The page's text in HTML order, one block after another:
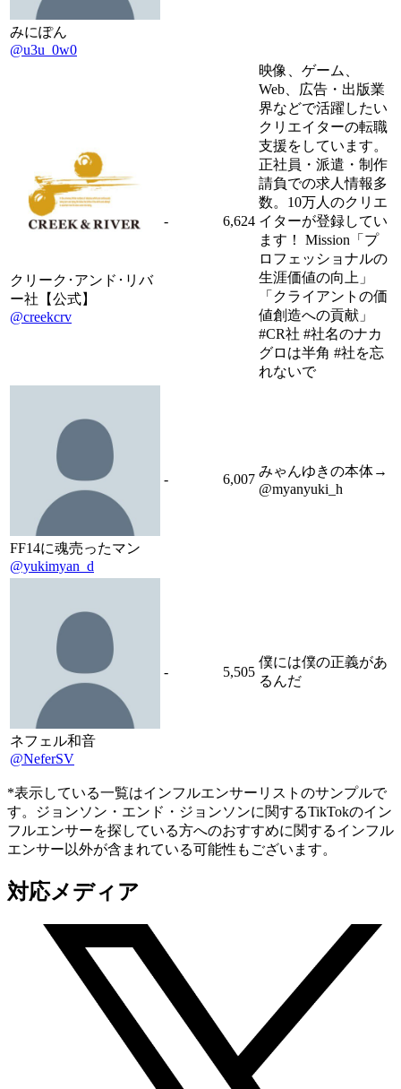
みにぽん
@u3u_0w0
クリーク･アンド･リバ
ー社【公式】
@creekcrv
- 6,624
映像、ゲーム、
Web、広告・出版業
界などで活躍したい
クリエイターの転職
支援をしています。
正社員・派遣・制作
請負での求人情報多
数。10万人のクリエ
イターが登録してい
ます！ Mission「プ
ロフェッショナルの
生涯価値の向上」
「クライアントの価
値創造への貢献」
#CR社 #社名のナカ
グロは半角 #社を忘
れないで
FF14に魂売ったマン
@yukimyan_d
- 6,007
みゃんゆきの本体→
@myanyuki_h
ネフェル和音
@NeferSV
- 5,505
僕には僕の正義があ
るんだ
*表示している一覧はインフルエンサーリストのサンプルで
す。ジョンソン・エンド・ジョンソンに関するTikTokのイン
フルエンサーを探している方へのおすすめに関するインフル
エンサー以外が含まれている可能性もございます。
対応メディア